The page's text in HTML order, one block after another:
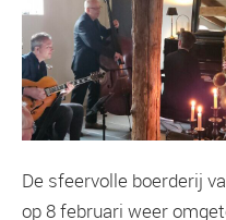
De sfeervolle boerderij
op 8 februari weer